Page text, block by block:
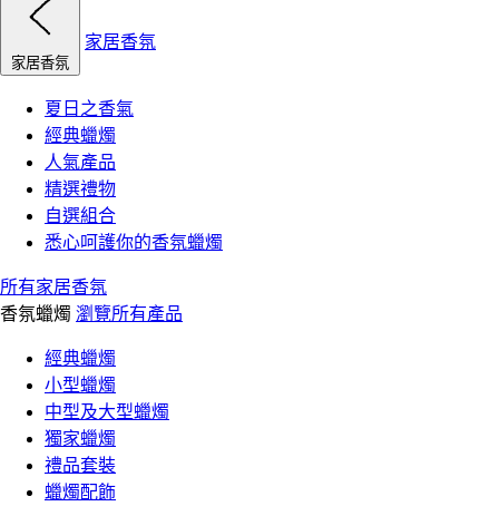
家居香氛
家居香氛
夏日之香氣
經典蠟燭
人氣產品
精選禮物
自選組合
悉心呵護你的香氛蠟燭
所有家居香氛
香氛蠟燭 瀏覽所有產品
經典蠟燭
小型蠟燭
中型及大型蠟燭
獨家蠟燭
禮品套裝
蠟燭配飾